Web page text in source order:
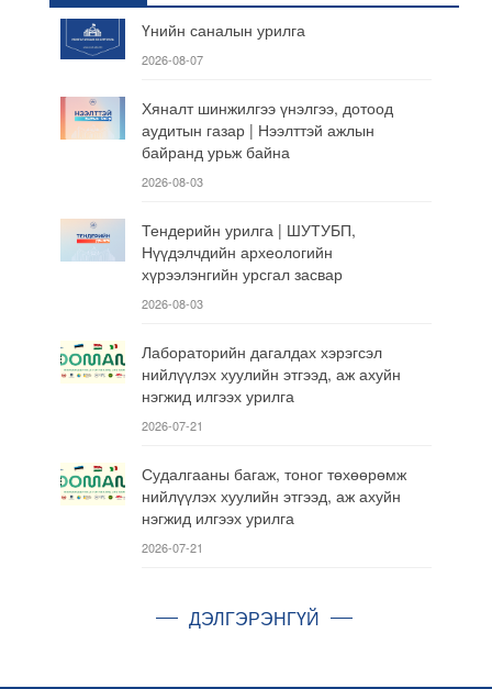
Үнийн саналын урилга
2026-08-07
Хяналт шинжилгээ үнэлгээ, дотоод
аудитын газар | Нээлттэй ажлын
байранд урьж байна
2026-08-03
Тендерийн урилга | ШУТУБП,
Нүүдэлчдийн археологийн
хүрээлэнгийн урсгал засвар
2026-08-03
Лабораторийн дагалдах хэрэгсэл
нийлүүлэх хуулийн этгээд, аж ахуйн
нэгжид илгээх урилга
2026-07-21
Судалгааны багаж, тоног төхөөрөмж
нийлүүлэх хуулийн этгээд, аж ахуйн
нэгжид илгээх урилга
2026-07-21
ДЭЛГЭРЭНГҮЙ